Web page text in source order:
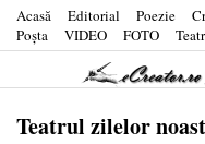
Acasă Editorial Poezie
Poşta
VIDEO FOTO
Teatrul zilelor